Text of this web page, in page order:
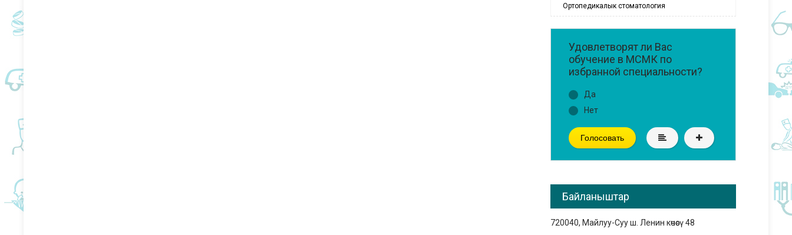
Ортопедикалык стоматология
Удовлетворят ли Вас
обучение в МСМК по
избранной специальности?
Да
Нет
Голосовать
Байланыштар
720040, Майлуу-Суу ш. Ленин көчөсү 48